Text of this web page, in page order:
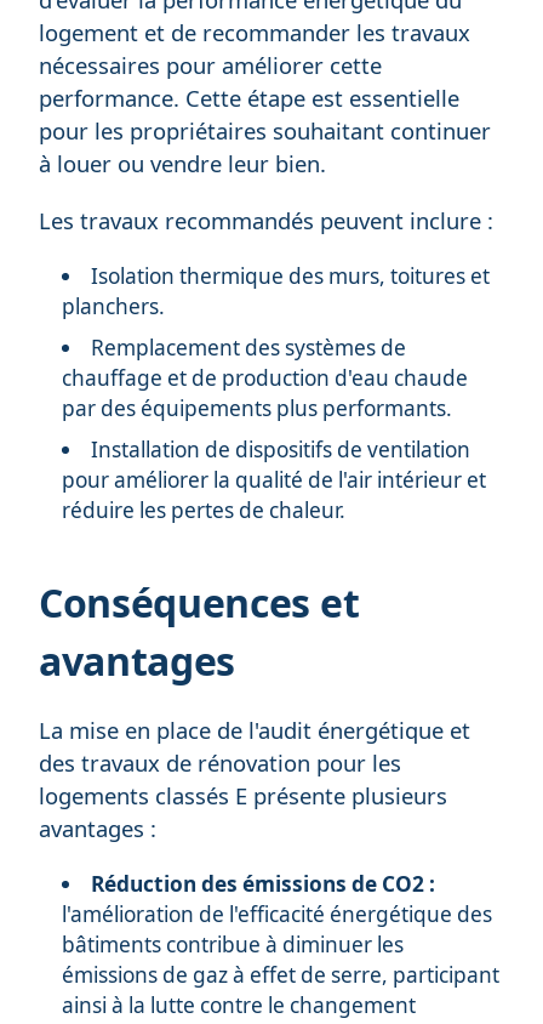
logement et de recommander les travaux
nécessaires pour améliorer cette
performance. Cette étape est essentielle
pour les propriétaires souhaitant continuer
à louer ou vendre leur bien.
Les travaux recommandés peuvent inclure :
Isolation thermique des murs, toitures et
planchers.
Remplacement des systèmes de
chauffage et de production d'eau chaude
par des équipements plus performants.
Installation de dispositifs de ventilation
pour améliorer la qualité de l'air intérieur et
réduire les pertes de chaleur.
Conséquences et
avantages
La mise en place de l'audit énergétique et
des travaux de rénovation pour les
logements classés E présente plusieurs
avantages :
Réduction des émissions de CO2 :
l'amélioration de l'efficacité énergétique des
bâtiments contribue à diminuer les
émissions de gaz à effet de serre, participant
ainsi à la lutte contre le changement